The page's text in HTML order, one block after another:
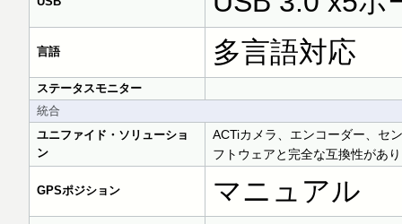
言語 多言語対応
ステータスモニター
統合
ユニファイド・ソリューショ
ン
ACTiカメラ、エンコーダー、セ
フトウェアと完全な互換性があ
GPSポジション マニュアル